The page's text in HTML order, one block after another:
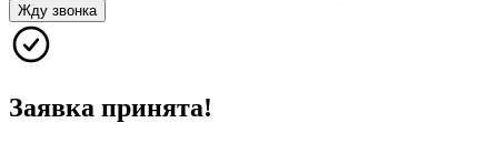
Жду звонка
Заявка принята!